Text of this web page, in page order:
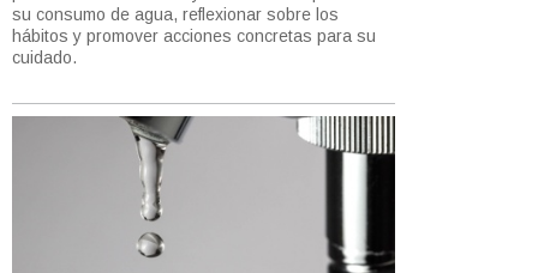
su consumo de agua, reflexionar sobre los
hábitos y promover acciones concretas para su
cuidado.